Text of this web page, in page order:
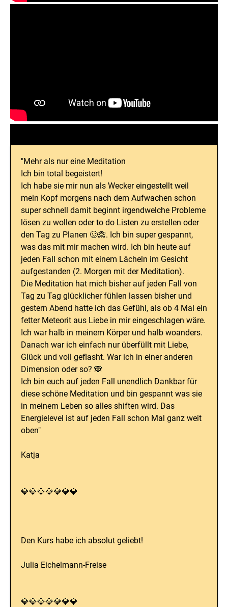
"Mehr als nur eine Meditation
Ich bin total begeistert!
Ich habe sie mir nun als Wecker eingestellt weil
mein Kopf morgens nach dem Aufwachen schon
super schnell damit beginnt irgendwelche Probleme
lösen zu wollen oder to do Listen zu erstellen oder
den Tag zu Planen 🥴🙈. Ich bin super gespannt,
was das mit mir machen wird. Ich bin heute auf
jeden Fall schon mit einem Lächeln im Gesicht
aufgestanden (2. Morgen mit der Meditation).
Die Meditation hat mich bisher auf jeden Fall von
Tag zu Tag glücklicher fühlen lassen bisher und
gestern Abend hatte ich das Gefühl, als ob 4 Mal ein
fetter Meteorit aus Liebe in mir eingeschlagen wäre.
Ich war halb in meinem Körper und halb woanders.
Danach war ich einfach nur überfüllt mit Liebe,
Glück und voll geflasht. War ich in einer anderen
Dimension oder so? 🙈
Ich bin euch auf jeden Fall unendlich Dankbar für
diese schöne Meditation und bin gespannt was sie
in meinem Leben so alles shiften wird. Das
Energielevel ist auf jeden Fall schon Mal ganz weit
oben"
Katja
💎💎💎💎💎💎💎
Den Kurs habe ich absolut geliebt!
Julia Eichelmann-Freise
💎💎💎💎💎💎💎